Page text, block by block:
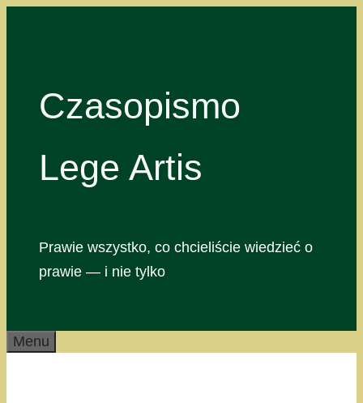
Czasopismo
Lege Artis
Prawie wszystko, co chcieliście wiedzieć o
prawie — i nie tylko
Menu